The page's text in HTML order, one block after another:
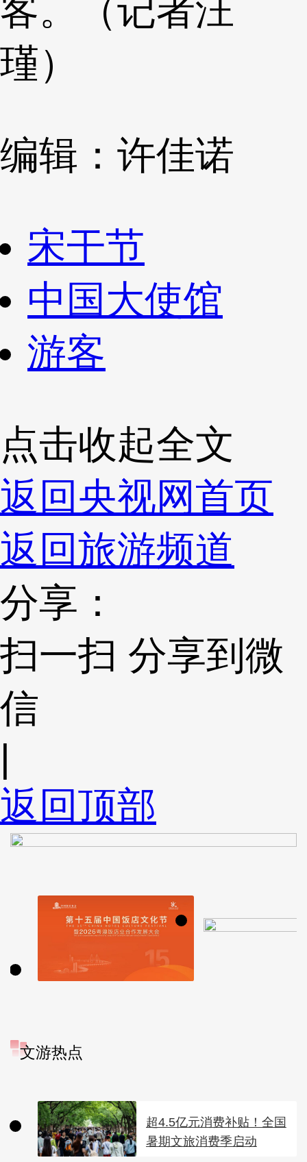
客。（记者汪
瑾）
编辑：许佳诺
宋干节
中国大使馆
游客
点击收起全文
返回央视网首页
返回旅游频道
分享：
扫一扫 分享到微
信
|
返回顶部
文游热点
超4.5亿元消费补贴！全国
暑期文旅消费季启动